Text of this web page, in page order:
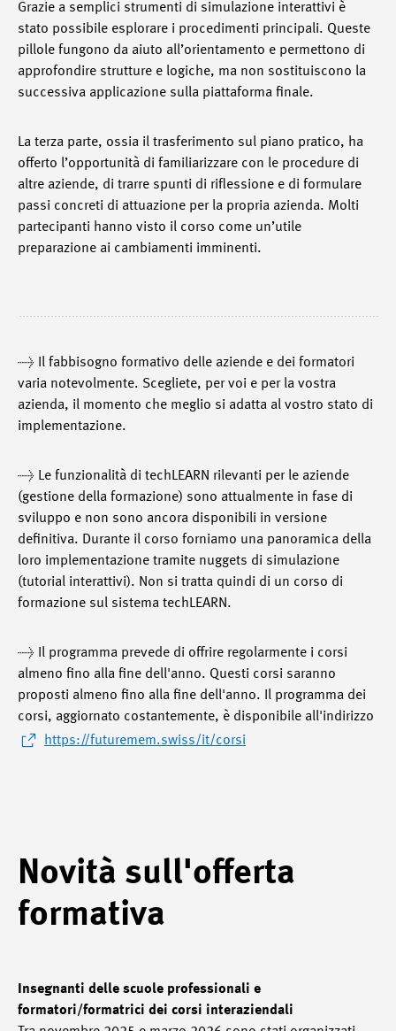
Grazie a semplici strumenti di simulazione interattivi è
stato possibile esplorare i procedimenti principali. Queste
pillole fungono da aiuto all’orientamento e permettono di
approfondire strutture e logiche, ma non sostituiscono la
successiva applicazione sulla piattaforma finale.
La terza parte, ossia il trasferimento sul piano pratico, ha
offerto l’opportunità di familiarizzare con le procedure di
altre aziende, di trarre spunti di riflessione e di formulare
passi concreti di attuazione per la propria azienda. Molti
partecipanti hanno visto il corso come un’utile
preparazione ai cambiamenti imminenti.
→ Il fabbisogno formativo delle aziende e dei formatori
varia notevolmente. Scegliete, per voi e per la vostra
azienda, il momento che meglio si adatta al vostro stato di
implementazione.
→ Le funzionalità di techLEARN rilevanti per le aziende
(gestione della formazione) sono attualmente in fase di
sviluppo e non sono ancora disponibili in versione
definitiva. Durante il corso forniamo una panoramica della
loro implementazione tramite nuggets di simulazione
(tutorial interattivi). Non si tratta quindi di un corso di
formazione sul sistema techLEARN.
→ Il programma prevede di offrire regolarmente i corsi
almeno fino alla fine dell'anno. Questi corsi saranno
proposti almeno fino alla fine dell'anno. Il programma dei
corsi, aggiornato costantemente, è disponibile all'indirizzo
https://futuremem.swiss/it/corsi
Novità sull'offerta
formativa
Insegnanti delle scuole professionali e
formatori/formatrici dei corsi interaziendali